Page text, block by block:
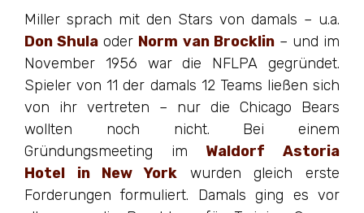
Miller sprach mit den Stars von damals – u.a.
Don Shula oder Norm van Brocklin– und im
November 1956 war die NFLPA gegründet.
Spieler von 11 der damals 12 Teams ließen sich
von ihr vertreten – nur die Chicago Bears
wollten noch nicht. Bei einem
Gründungsmeeting im Waldorf Astoria
Hotel in New York wurden gleich erste
Forderungen formuliert. Damals ging es vor